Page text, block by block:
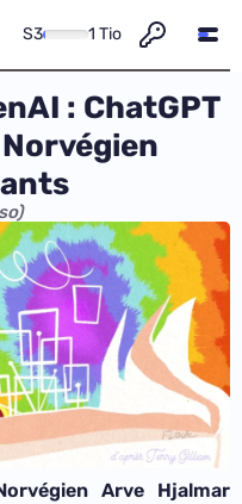
S3 1 Tio
: ChatGPT
Arve Hjalmar